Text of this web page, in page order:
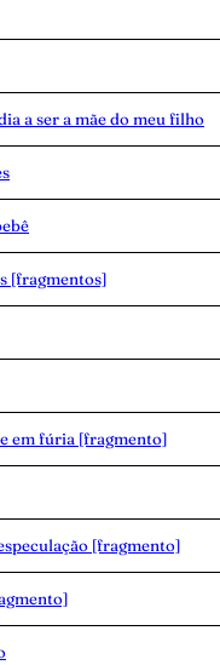
a ser a mãe do meu filho
[fragmentos]
em fúria [fragmento]
[fragmento]